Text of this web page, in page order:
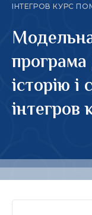
ІНТЕГРОВ КУРС
історію і
інтегров